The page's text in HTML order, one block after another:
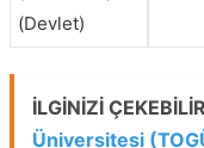
(Devlet)
İLGİNİZİ
Üniversitesi